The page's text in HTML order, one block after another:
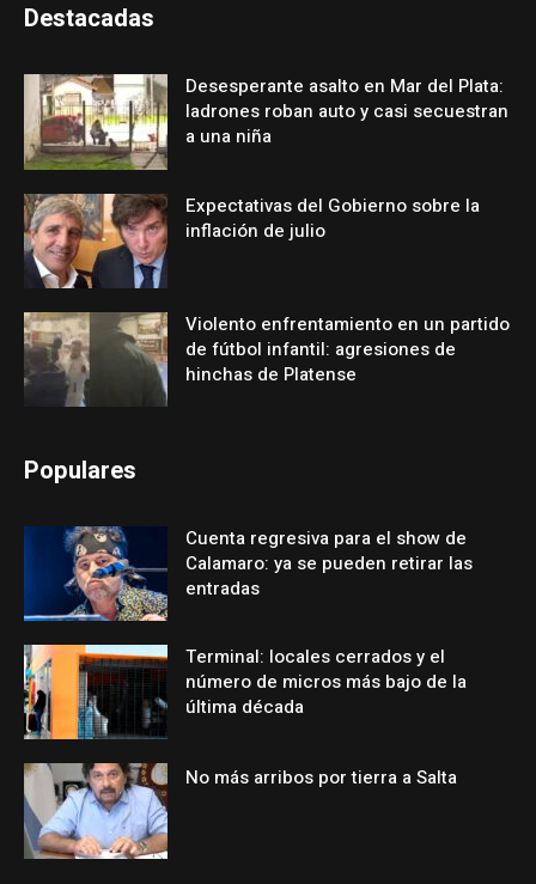
Destacadas
Desesperante asalto en Mar del Plata:
ladrones roban auto y casi secuestran
a una niña
Expectativas del Gobierno sobre la
inflación de julio
Violento enfrentamiento en un partido
de fútbol infantil: agresiones de
hinchas de Platense
Populares
Cuenta regresiva para el show de
Calamaro: ya se pueden retirar las
entradas
Terminal: locales cerrados y el
número de micros más bajo de la
última década
No más arribos por tierra a Salta